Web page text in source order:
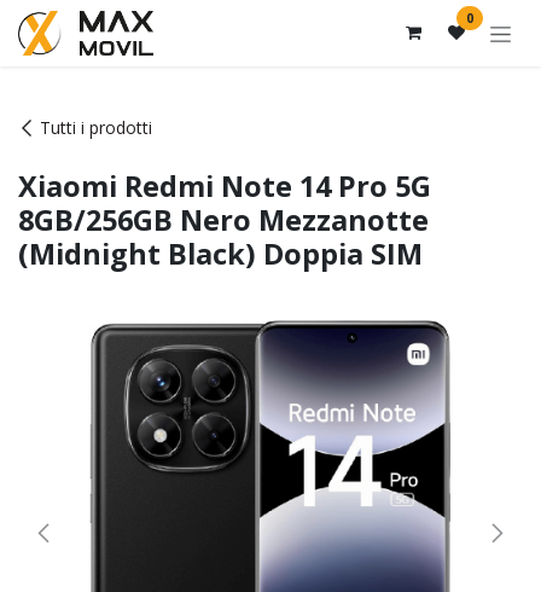
Passa al contenuto 0
Tutti i prodotti
Xiaomi Redmi Note 14 Pro 5G
8GB/256GB Nero Mezzanotte
(Midnight Black) Doppia SIM